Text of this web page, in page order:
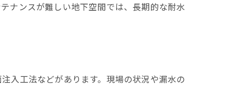
ナンスが難しい地下空間では、長期的な耐水
入工法などがあります。現場の状況や漏水の